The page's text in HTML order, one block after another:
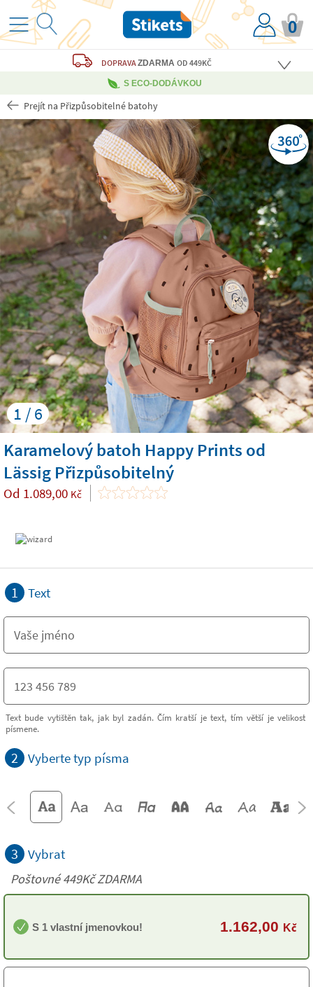
0
DOPRAVAZDARMAOD 449KČ
S ECO-DODÁVKOU
Prejít na Přizpůsobitelné batohy
1 / 6
Karamelový batoh Happy Prints od
Lässig Přizpůsobitelný
Od 1.089,00 Kč
1 Text
Text bude vytištěn tak, jak byl zadán. Čím kratší je text, tím větší je velikost
písmene.
2 Vyberte typ písma
3 Vybrat
Poštovné 449Kč ZDARMA
S 1 vlastní jmenovkou! 1.162,00 Kč